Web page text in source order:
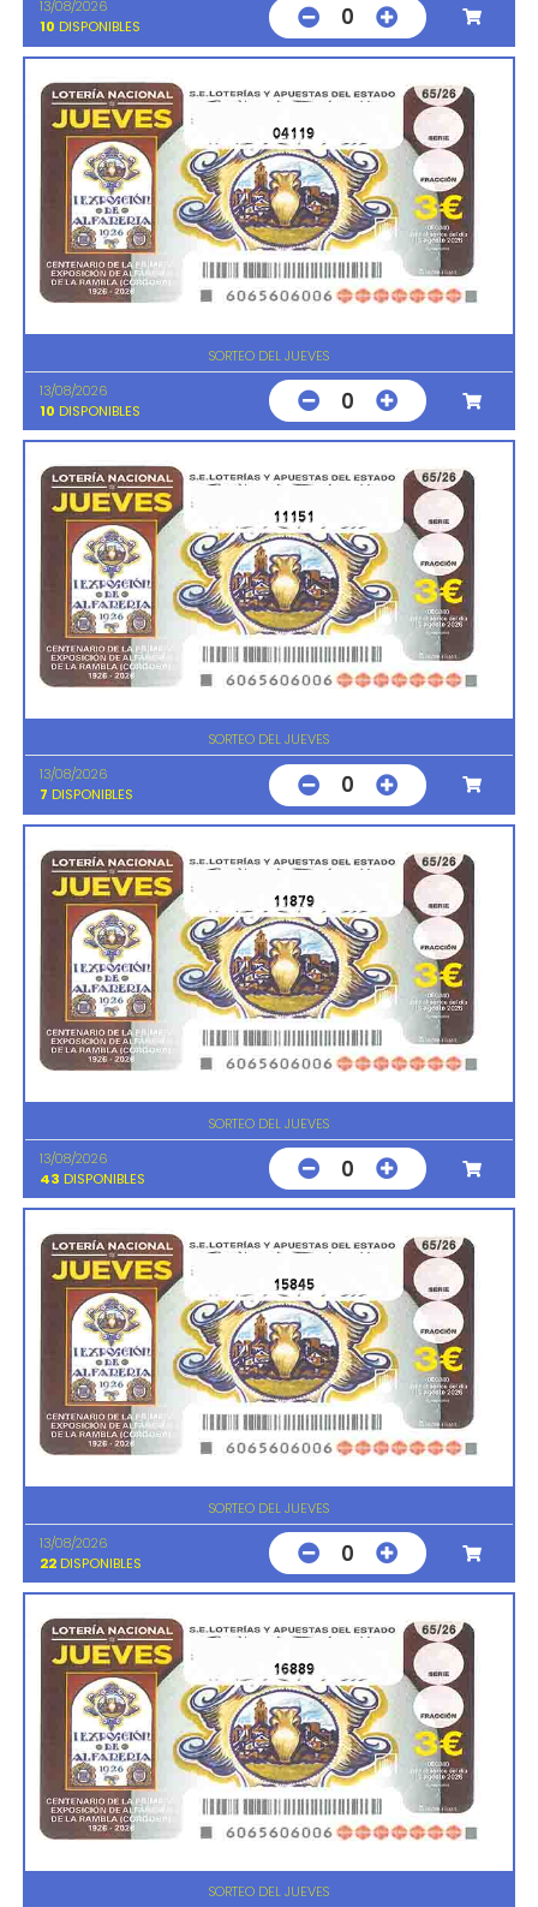
13/08/2026
10 DISPONIBLES 0
04119
SORTEO DEL JUEVES
13/08/2026
10 DISPONIBLES 0
11151
SORTEO DEL JUEVES
13/08/2026
7 DISPONIBLES 0
11879
SORTEO DEL JUEVES
13/08/2026
43 DISPONIBLES 0
15845
SORTEO DEL JUEVES
13/08/2026
22 DISPONIBLES 0
16889
SORTEO DEL JUEVES